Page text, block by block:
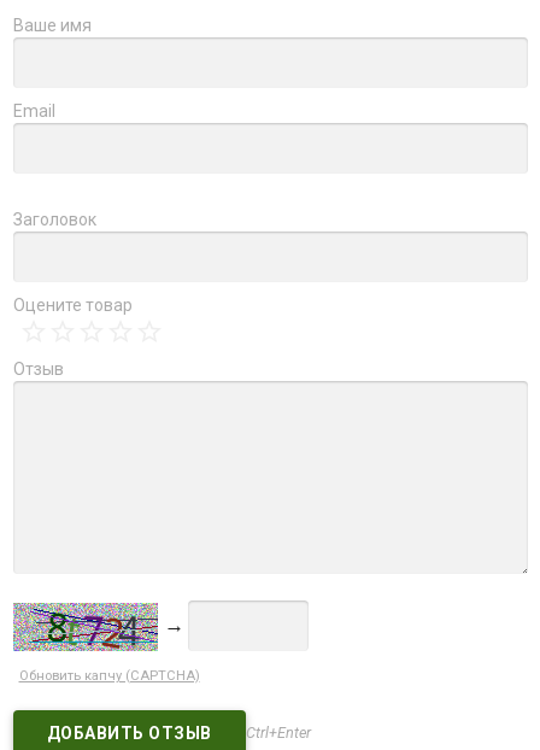
Ваше имя
Email
Заголовок
Оцените товар
Отзыв
→
Обновить капчу (CAPTCHA)
Ctrl+Enter